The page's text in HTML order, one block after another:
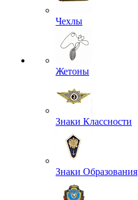
Чехлы
Жетоны
Знаки Классности
Знаки Образования